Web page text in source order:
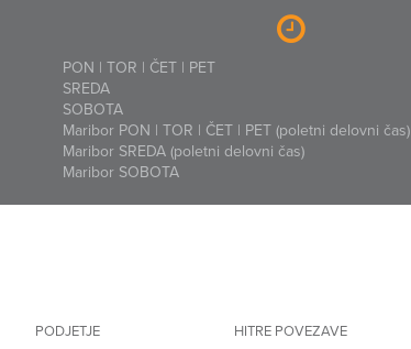
PON | TOR | ČET | PET
SREDA
SOBOTA
Maribor PON | TOR | ČET | PET (poletni delovni čas)
Maribor SREDA (poletni delovni čas)
Maribor SOBOTA
PODJETJE HITRE POVEZAVE